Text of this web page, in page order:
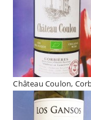
Château Coulon,